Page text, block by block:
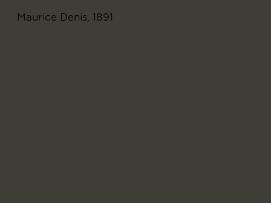
Maurice Denis, 1891